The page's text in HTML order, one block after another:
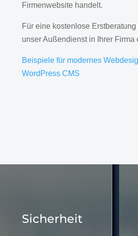
Firmenwebsite handelt.
Für eine kostenlose
unser Außendienst in Ihrer Firma
Beispiele für modernes
WordPress CMS
Sicherheit